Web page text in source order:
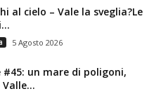
al cielo – Vale la sveglia?Le
5 Agosto 2026
#45: un mare di poligoni,